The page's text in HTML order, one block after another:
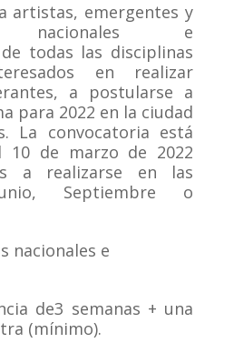
artistas, emergentes y
nacionales e
todas las disciplinas
en realizar
a postularse a
para 2022 en la ciudad
La convocatoria está
10 de marzo de 2022
a realizarse en las
Septiembre o
nacionales e
de3 semanas + una
(mínimo).